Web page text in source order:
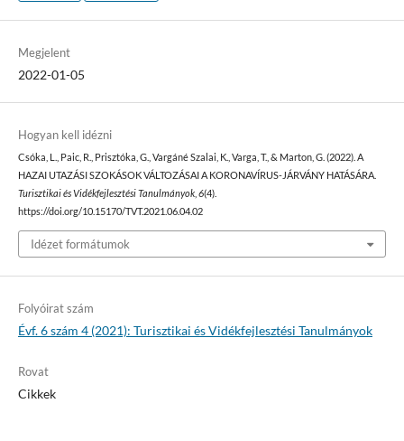
Megjelent
2022-01-05
Hogyan kell idézni
Csóka, L., Paic, R., Prisztóka, G., Vargáné Szalai, K., Varga, T., & Marton, G. (2022). A
HAZAI UTAZÁSI SZOKÁSOK VÁLTOZÁSAI A KORONAVÍRUS-JÁRVÁNY HATÁSÁRA.
Turisztikai és Vidékfejlesztési Tanulmányok, 6(4).
https://doi.org/10.15170/TVT.2021.06.04.02
Idézet formátumok
Folyóirat szám
Évf. 6 szám 4 (2021): Turisztikai és Vidékfejlesztési Tanulmányok
Rovat
Cikkek